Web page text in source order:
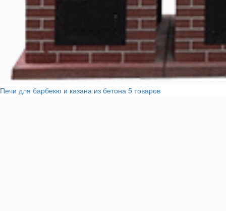
Печи для барбекю и казана из бетона 5 товаров